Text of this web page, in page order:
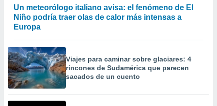
de
a través
de
de
de
uso de
con el
Un meteorólogo italiano avisa: el fenómeno de El
Niño podría traer olas de calor más intensas a
Europa
Viajes para caminar sobre glaciares: 4
rincones de Sudamérica que parecen
sacados de un cuento